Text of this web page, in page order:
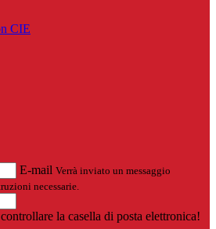
CIE
E-mail Verrà inviato un messaggio
necessarie.
la casella di posta elettronica!